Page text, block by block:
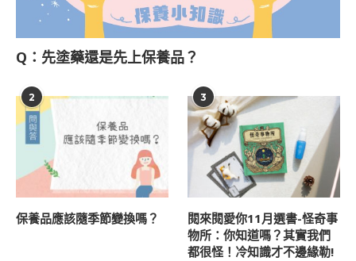
Q：先塗藥還是先上保養品？
2
保養品應該隨季節變換嗎？
3
閱來閱愛你11月選書-怪奇事
物所：你知道嗎？其實我們
都很怪！冷知識才不邊緣勒!